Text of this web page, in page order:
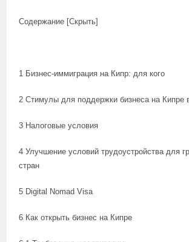
Содержание [Скрыть]
1 Бизнес-иммиграция на Кипр: для кого
2 Стимулы для поддержки бизнеса на Кипре
3 Налоговые условия
4 Улучшение условий трудоустройства для
стран
5 Digital Nomad Visa
6 Как открыть бизнес на Кипре